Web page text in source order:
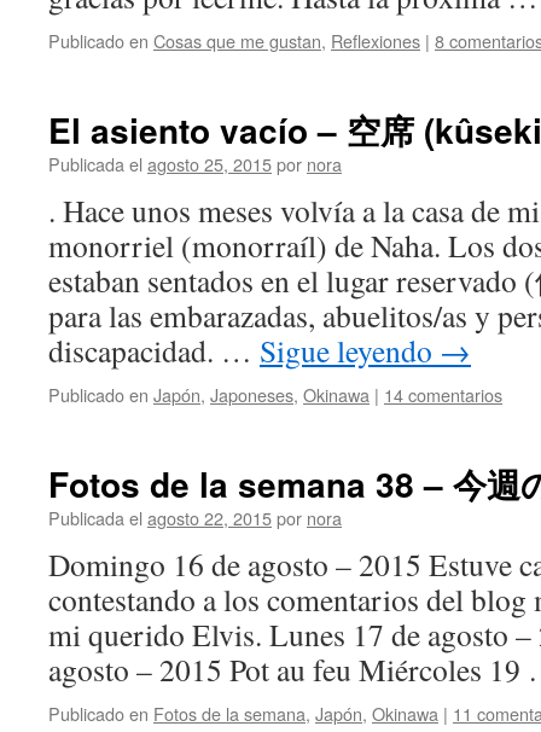
Publicado en Cosas que me gustan, Reflexiones | 8
El asiento vacío – 空席
Publicada el agosto 25, 2015por nora
. Hace unos meses volvía a la casa de
monorriel (monorraíl) de Naha. Los
estaban sentados en el lugar
para las embarazadas, abuelitos/as y
discapacidad. … Sigue leyendo →
Publicado en Japón, Japoneses, Okinawa | 14 comentarios
Fotos de la semana 38 – 今週
Publicada el agosto 22, 2015por nora
Domingo 16 de agosto – 2015 Estuve
contestando a los comentarios del blog
mi querido Elvis. Lunes 17 de agosto
agosto – 2015 Pot au feu Miércoles
Publicado en Fotos de la semana, Japón, Okinawa | 11